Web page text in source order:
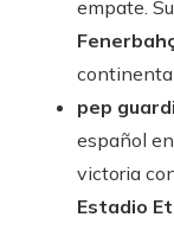
empate.
pep
español
victoria
Estadio